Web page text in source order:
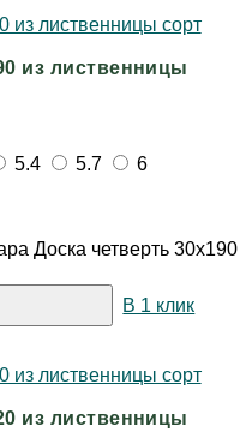
из лиственницы
5.4 5.7
6
Доска четверть
В 1 клик
из лиственницы